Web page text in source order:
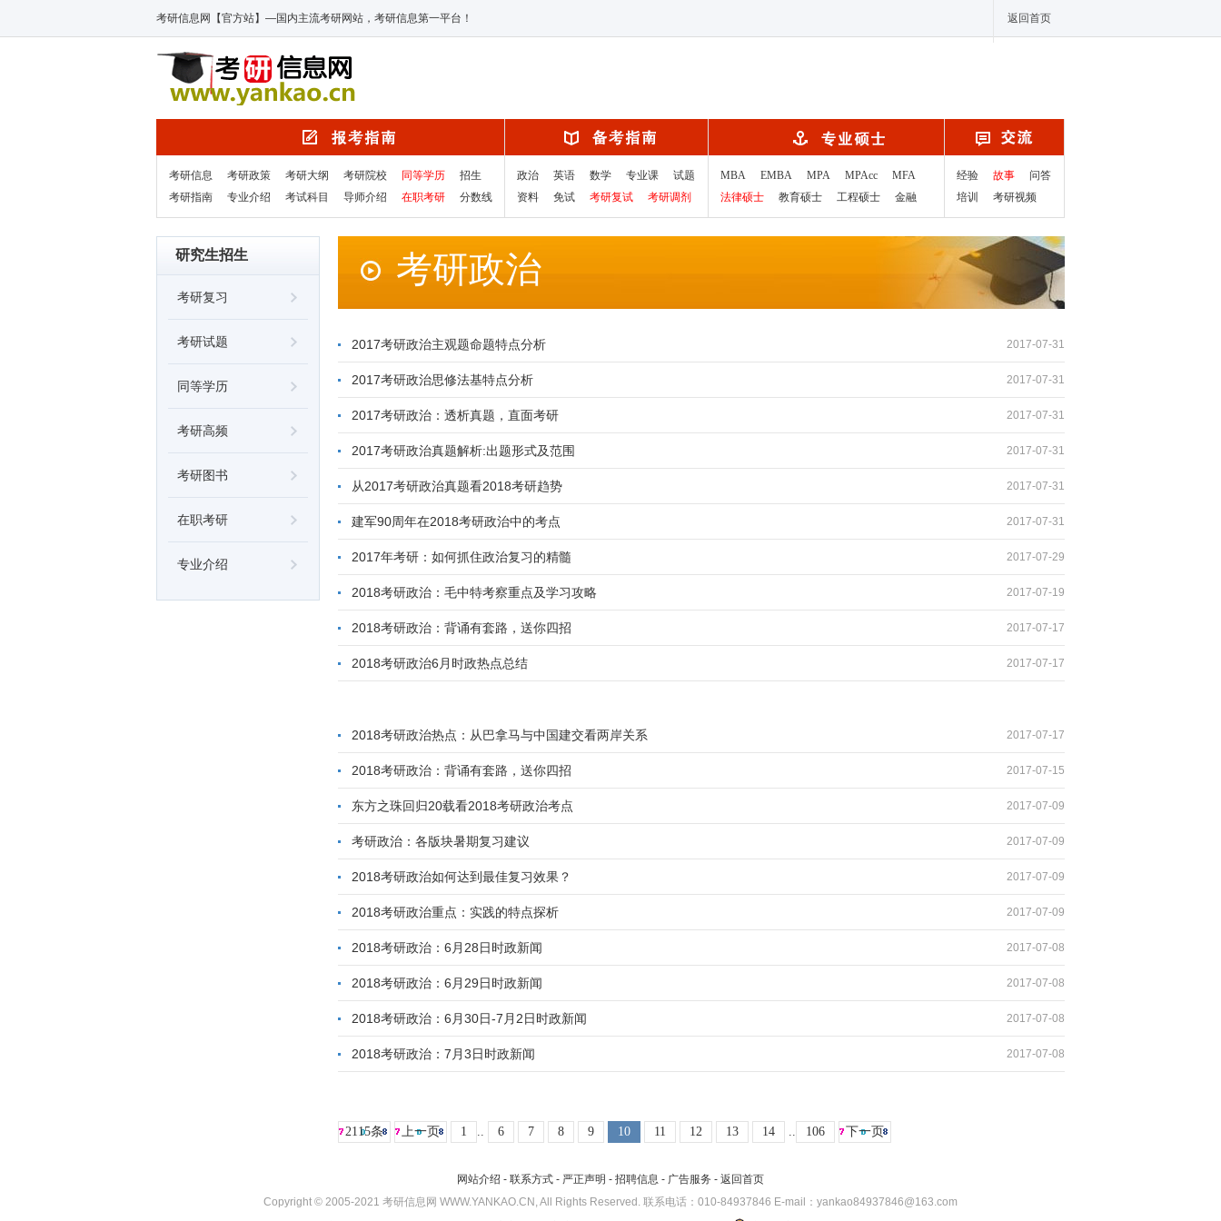
考研信息网【官方站】—国内主流考研网站，考研信息第一平台！ 返回首页
考研信息 考研政策 考研大纲 考研院校 同等学历
招生
考研指南
专业介绍 考试科目 导师介绍 在职考研 分数线
政治 英语 数学 专业课
试题
资料
免试 考研复试 考研调剂
MBA EMBA MPA MPAcc
MFA
法律硕士
教育硕士 工程硕士 金融
经验 故事
问答
培训
考研视频
研究生招生
考研复习
考研试题
同等学历
考研高频
考研图书
在职考研
专业介绍
考研政治
2017-07-31
2017考研政治主观题命题特点分析
2017-07-31
2017考研政治思修法基特点分析
2017-07-31
2017考研政治：透析真题，直面考研
2017-07-31
2017考研政治真题解析:出题形式及范围
2017-07-31
从2017考研政治真题看2018考研趋势
2017-07-31
建军90周年在2018考研政治中的考点
2017-07-29
2017年考研：如何抓住政治复习的精髓
2017-07-19
2018考研政治：毛中特考察重点及学习攻略
2017-07-17
2018考研政治：背诵有套路，送你四招
2017-07-17
2018考研政治6月时政热点总结
2017-07-17
2018考研政治热点：从巴拿马与中国建交看两岸关系
2017-07-15
2018考研政治：背诵有套路，送你四招
2017-07-09
东方之珠回归20载看2018考研政治考点
2017-07-09
考研政治：各版块暑期复习建议
2017-07-09
2018考研政治如何达到最佳复习效果？
2017-07-09
2018考研政治重点：实践的特点探析
2017-07-08
2018考研政治：6月28日时政新闻
2017-07-08
2018考研政治：6月29日时政新闻
2017-07-08
2018考研政治：6月30日-7月2日时政新闻
2017-07-08
2018考研政治：7月3日时政新闻
2115条 上一页 1 .. 6 7 8 9 10 11 12 13 14 .. 106 下一页
网站介绍 - 联系方式 - 严正声明 - 招聘信息 - 广告服务 - 返回首页
Copyright © 2005-2021 考研信息网 WWW.YANKAO.CN, All Rights Reserved. 联系电话：010-84937846 E-mail：yankao84937846@163.com